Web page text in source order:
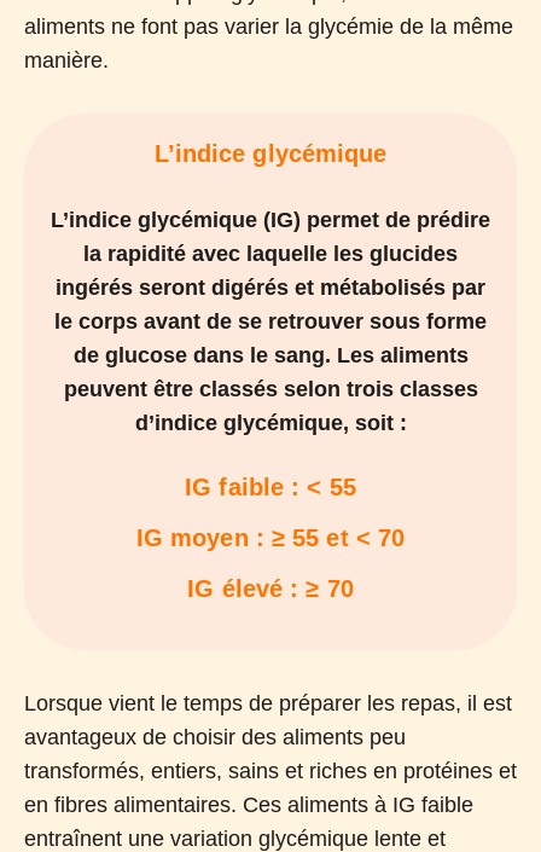
aliments ne font pas varier la glycémie de la même
manière.
L’indice glycémique
L’indice glycémique (IG) permet de prédire
la rapidité avec laquelle les glucides
ingérés seront digérés et métabolisés par
le corps avant de se retrouver sous forme
de glucose dans le sang. Les aliments
peuvent être classés selon trois classes
d’indice glycémique, soit :
IG faible : < 55
IG moyen : ≥ 55 et < 70
IG élevé : ≥ 70
Lorsque vient le temps de préparer les repas, il est
avantageux de choisir des aliments peu
transformés, entiers, sains et riches en protéines et
en fibres alimentaires. Ces aliments à IG faible
entraînent une variation glycémique lente et